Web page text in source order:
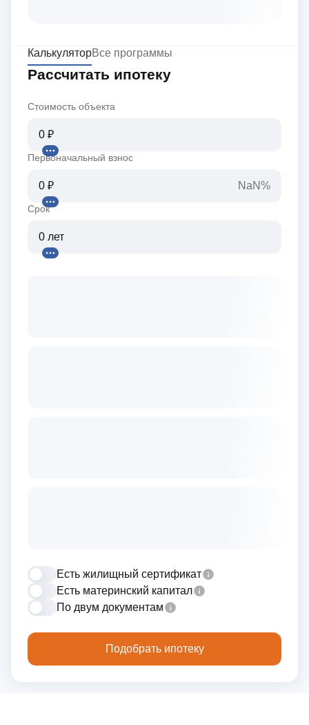
КалькуляторВсе программы
Рассчитать ипотеку
Стоимость объекта
Первоначальный взнос
NaN%
Срок
Есть жилищный сертификат
Есть материнский капитал
По двум документам
Подобрать ипотеку